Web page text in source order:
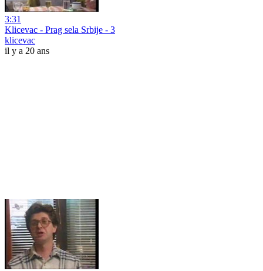
3:31
Klicevac - Prag sela Srbije - 3
klicevac
il y a 20 ans